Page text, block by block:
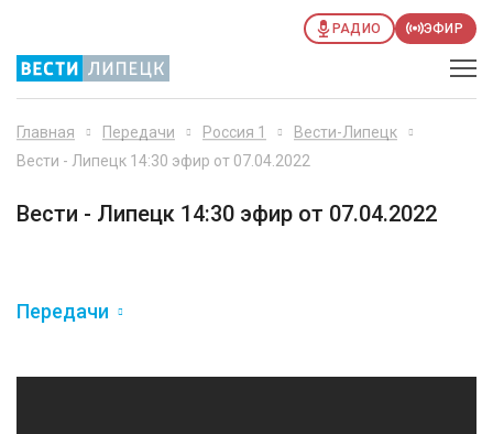
РАДИО ЭФИР
Главная Передачи Россия 1
Вести-Липецк
Вести - Липецк 14:30 эфир от 07.04.2022
Вести - Липецк 14:30 эфир от 07.04.2022
Передачи